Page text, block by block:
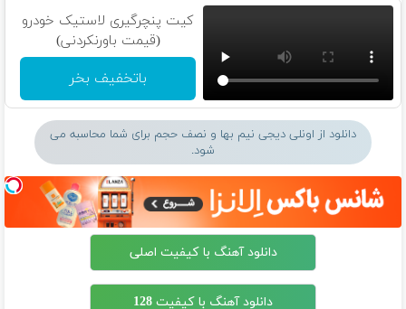
کیت پنچرگیری لاستیک خودرو
(قیمت باورنکردنی)
باتخفیف بخر
دانلود از اونلی دیجی نیم بها و نصف حجم برای شما محاسبه می
شود.
دانلود آهنگ با کیفیت اصلی
دانلود آهنگ با کیفیت 128